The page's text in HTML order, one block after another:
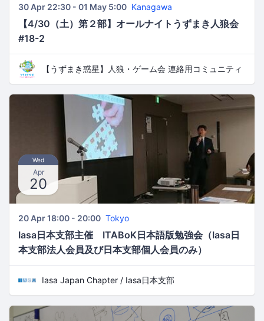
30 Apr 22:30 - 01 May 5:00 Kanagawa
【4/30（土）第２部】オールナイトうずまき人狼会
#18-2
【うずまき惑星】人狼・ゲーム会 連絡用コミュニティ
Wed
Apr
20
20 Apr 18:00 - 20:00 Tokyo
Iasa日本支部主催 ITABoK日本語版勉強会（Iasa日
本支部法人会員及び日本支部個人会員のみ）
Iasa Japan Chapter / Iasa日本支部